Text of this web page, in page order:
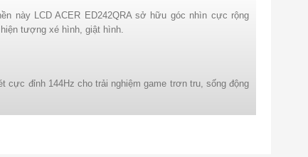
này LCD ACER ED242QRA sở hữu góc nhìn cực rộng
tượng xé hình, giật hình.
cực đỉnh 144Hz cho trải nghiệm game trơn tru, sống động